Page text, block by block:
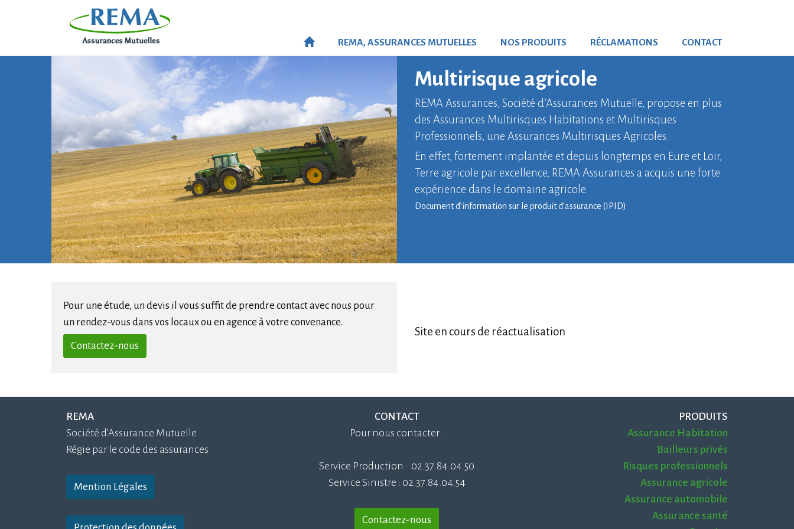
REMA, ASSURANCES MUTUELLES NOS PRODUITS RÉCLAMATIONS CONTACT
Multirisque agricole
REMA Assurances, Société d’Assurances Mutuelle, propose en plus
des Assurances Multirisques Habitations et Multirisques
Professionnels, une Assurances Multirisques Agricoles.
En effet, fortement implantée et depuis longtemps en Eure et Loir,
Terre agricole par excellence, REMA Assurances a acquis une forte
expérience dans le domaine agricole.
Document d’information sur le produit d’assurance (IPID)
Site en cours de réactualisation
Pour une étude, un devis il vous suffit de prendre contact avec nous pour
un rendez-vous dans vos locaux ou en agence à votre convenance.
Contactez-nous
REMA
Société d’Assurance Mutuelle
Régie par le code des assurances
Mention Légales
CONTACT
Pour nous contacter :
Service Production : 02.37.84.04.50
Service Sinistre : 02.37.84.04.54
Contactez-nous
PRODUITS
Assurance Habitation
Bailleurs privés
Risques professionnels
Assurance agricole
Assurance automobile
Assurance santé